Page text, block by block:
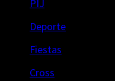
PIJ
Deporte
Fiestas
Cross